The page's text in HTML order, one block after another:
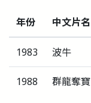
年份 中文片名
1983 波牛
1988 群龍奪寶